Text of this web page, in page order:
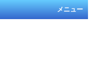
メニュー